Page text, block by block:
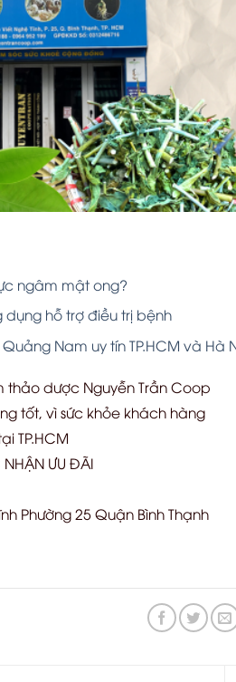
ngâm mật ong?
hỗ trợ điều trị bệnh
Nam uy tín TP.HCM và Hà
dược Nguyễn Trần Coop
tốt, vì sức khỏe khách hàng
TP.HCM
ƯU ĐÃI
Phường 25 Quận Bình Thạnh